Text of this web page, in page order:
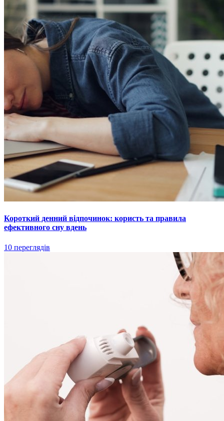
Короткий денний відпочинок: користь та правила
ефективного сну вдень
10 переглядів